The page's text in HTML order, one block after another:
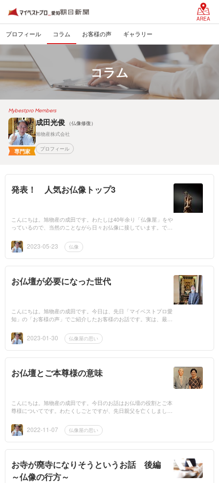
AREA
プロフィール コラム お客様の声 ギャラリー
コラム
Mybestpro Members
専門家
成田光俊
（仏像修復）
旭物産株式会社
プロフィール
発表！ 人気お仏像トップ3
こんにちは。旭物産の成田です。わたしは40年余り「仏像屋」をや
っているので、当然のことながら日々お仏像に接しています。です
いのではないか...
2023-05-23 仏像
お仏壇が必要になった世代
こんにちは。旭物産の成田です。今日は、先日「マイベストプロ愛
知」の「お客様の声」でご紹介したお客様のお話です。実は、最初
た。なぜなら、...
2023-01-30 仏像屋の思い
お仏壇とご本尊様の意味
こんにちは。旭物産の成田です。今日のお話はお仏壇の役割とご本
尊様についてです。わたくしごとですが、先日親父を亡くしまし
続きやらで、今...
2022-11-07 仏像屋の思い
お寺が廃寺になりそうというお話 後編
～仏像の行方～